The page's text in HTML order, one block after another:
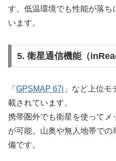
す。低温環境でも性能が落ち
います。
5. 衛星通信機能（
「 GPSMAP 67i 」など上位
載されています。
携帯圏外でも衛星を使って
が可能。山奥や無人地帯で
備です。